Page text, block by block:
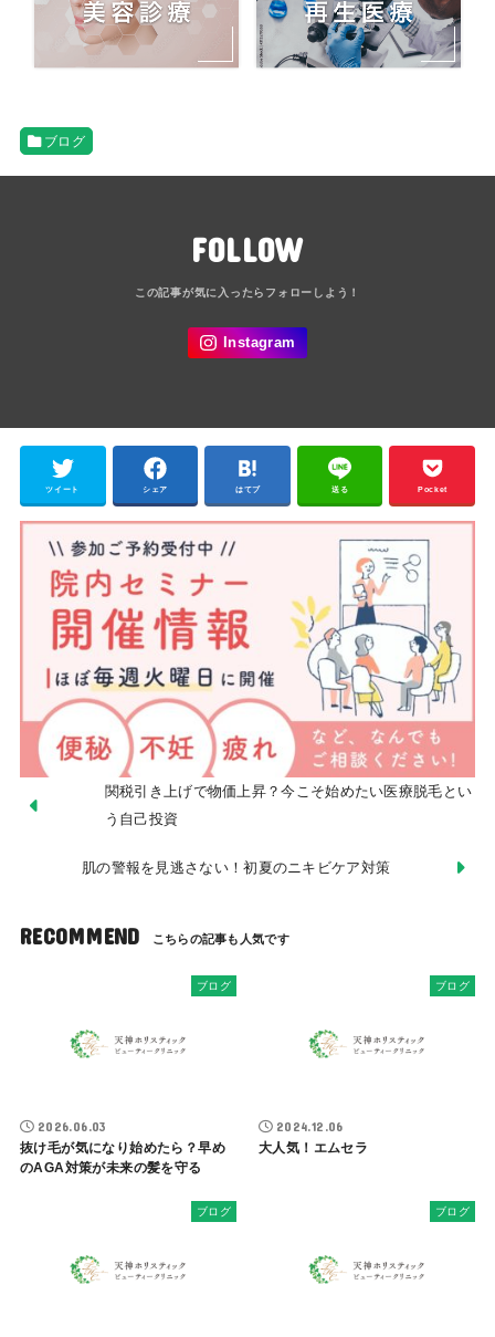
ブログ
FOLLOW
ツイート シェア はてブ 送る Pocket
関税引き上げで物価上昇？今こそ始めたい医療脱毛とい
う自己投資
肌の警報を見逃さない！初夏のニキビケア対策
RECOMMEND
ブログ
2026.06.03
抜け毛が気になり始めたら？早め
のAGA対策が未来の髪を守る
ブログ
2024.12.06
大人気！エムセラ
ブログ ブログ